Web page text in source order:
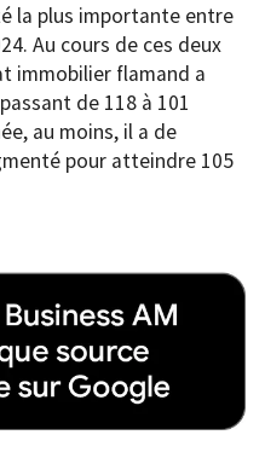
la plus importante entre
Au cours de ces deux
immobilier flamand a
de 118 à 101
au moins, il a de
pour atteindre 105